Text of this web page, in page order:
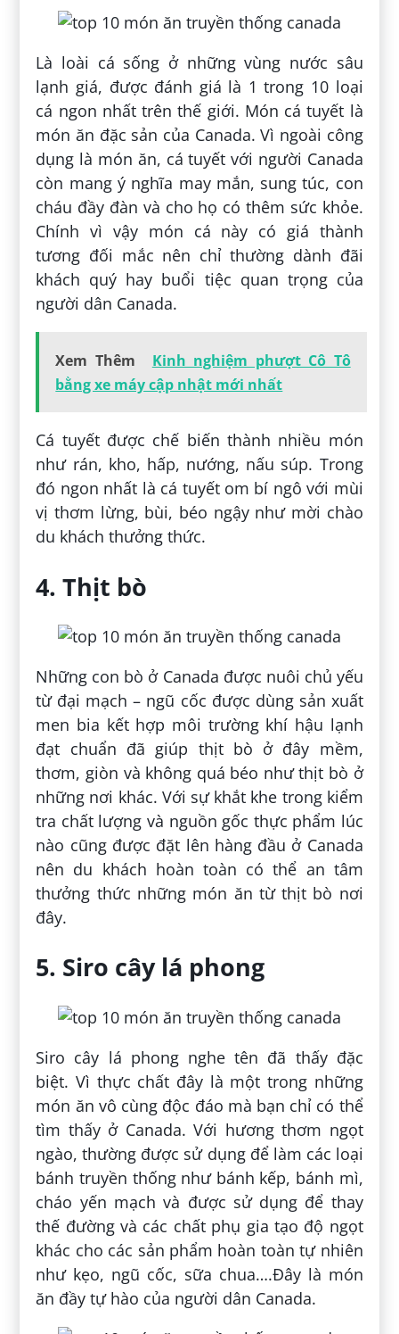
Là loài cá sống ở những vùng nước sâu
lạnh giá, được đánh giá là 1 trong 10 loại
cá ngon nhất trên thế giới. Món cá tuyết là
món ăn đặc sản của Canada. Vì ngoài công
dụng là món ăn, cá tuyết với người Canada
còn mang ý nghĩa may mắn, sung túc, con
cháu đầy đàn và cho họ có thêm sức khỏe.
Chính vì vậy món cá này có giá thành
tương đối mắc nên chỉ thường dành đãi
khách quý hay buổi tiệc quan trọng của
người dân Canada.
Xem Thêm
Kinh nghiệm phượt Cô Tô
bằng xe máy cập nhật mới nhất
Cá tuyết được chế biến thành nhiều món
như rán, kho, hấp, nướng, nấu súp. Trong
đó ngon nhất là cá tuyết om bí ngô với mùi
vị thơm lừng, bùi, béo ngậy như mời chào
du khách thưởng thức.
4. Thịt bò
Những con bò ở Canada được nuôi chủ yếu
từ đại mạch – ngũ cốc được dùng sản xuất
men bia kết hợp môi trường khí hậu lạnh
đạt chuẩn đã giúp thịt bò ở đây mềm,
thơm, giòn và không quá béo như thịt bò ở
những nơi khác. Với sự khắt khe trong kiểm
tra chất lượng và nguồn gốc thực phẩm lúc
nào cũng được đặt lên hàng đầu ở Canada
nên du khách hoàn toàn có thể an tâm
thưởng thức những món ăn từ thịt bò nơi
đây.
5. Siro cây lá phong
Siro cây lá phong nghe tên đã thấy đặc
biệt. Vì thực chất đây là một trong những
món ăn vô cùng độc đáo mà bạn chỉ có thể
tìm thấy ở Canada. Với hương thơm ngọt
ngào, thường được sử dụng để làm các loại
bánh truyền thống như bánh kếp, bánh mì,
cháo yến mạch và được sử dụng để thay
thế đường và các chất phụ gia tạo độ ngọt
khác cho các sản phẩm hoàn toàn tự nhiên
như kẹo, ngũ cốc, sữa chua….Đây là món
ăn đầy tự hào của người dân Canada.